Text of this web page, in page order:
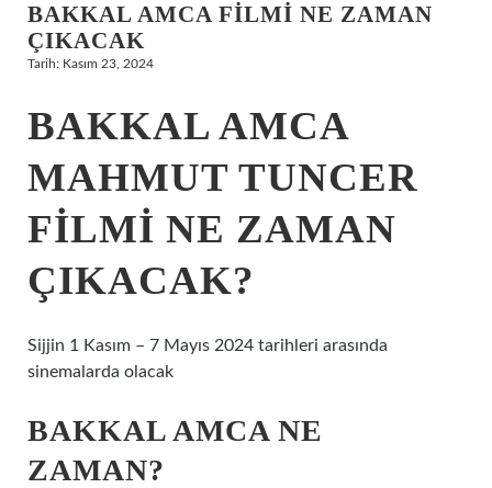
Hakkımızda
BAKKAL AMCA FILMI NE ZAMAN
ÇIKACAK
Tarih: Kasım 23, 2024
BAKKAL AMCA
MAHMUT TUNCER
FILMI NE ZAMAN
ÇIKACAK?
Sijjin 1 Kasım – 7 Mayıs 2024 tarihleri ​​arasında
sinemalarda olacak
BAKKAL AMCA NE
ZAMAN?